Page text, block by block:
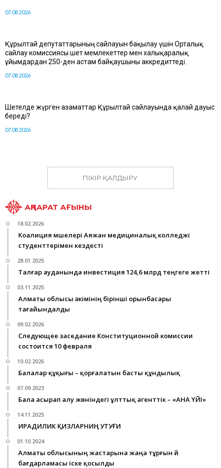
07.08.2026
Құрылтай депутаттарының сайлауын бақылау үшін Орталық
сайлау комиссиясы шет мемлекеттер мен халықаралық
ұйымдардан 250-ден астам байқаушыны аккредиттеді.
07.08.2026
Шетелде жүрген азаматтар Құрылтай сайлауында қалай дауыс
береді?
07.08.2026
ПІКІР ҚАЛДЫРУ
АҚПАРАТ АҒЫНЫ
18.02.2026
Коалиция мүшелері Аяжан медициналық колледжі
студенттерімен кездесті
28.01.2025
Талғар ауданында инвестиция 124,6 млрд теңгеге жетті
03.11.2025
Алматы облысы әкімінің бірінші орынбасары
тағайындалды
09.02.2026
Следующее заседание Конституционной комиссии
состоится 10 февраля
10.02.2026
Балалар құқығы – қорғалатын басты құндылық
07.09.2023
Бала асырап алу жөніндегі ұлттық агенттік – «АНА ҮЙІ»
14.11.2025
ИРАДИЛИК ҚИЗЛАРНИҢ УТУҒИ
01.10.2024
Алматы облысының жастарына жаңа тұрғын үй
бағдарламасы іске қосылды